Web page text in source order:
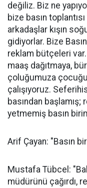
değiliz. Biz ne
bize basın
arkadaşlar kışın
gidiyorlar. Bize
reklam bütçeleri
maaş dağıtmaya,
çoluğumuza
çalışıyoruz.
basından
yetmemiş basın
Arif Çayan: "Basın
Mustafa Tübcel:
müdürünü çağırdı,